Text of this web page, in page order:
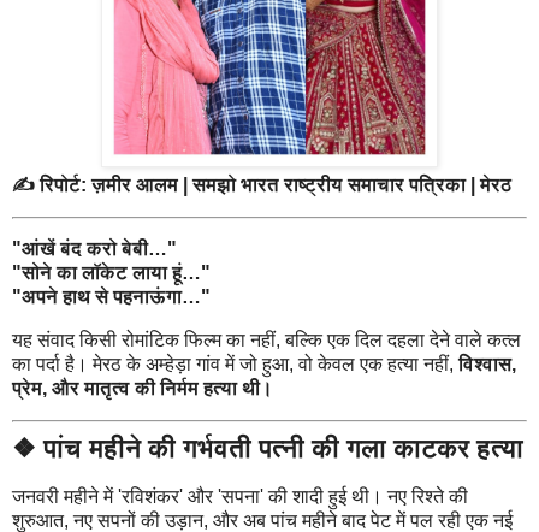
✍️ रिपोर्ट: ज़मीर आलम | समझो भारत राष्ट्रीय समाचार पत्रिका | मेरठ
"आंखें बंद करो बेबी…"
"सोने का लॉकेट लाया हूं…"
"अपने हाथ से पहनाऊंगा…"
यह संवाद किसी रोमांटिक फिल्म का नहीं, बल्कि एक दिल दहला देने वाले कत्ल
का पर्दा है। मेरठ के अम्हेड़ा गांव में जो हुआ, वो केवल एक हत्या नहीं,विश्वास,
प्रेम, और मातृत्व की निर्मम हत्या थी।
❖ पांच महीने की गर्भवती पत्नी की गला काटकर हत्या
जनवरी महीने में 'रविशंकर' और 'सपना' की शादी हुई थी। नए रिश्ते की
शुरुआत, नए सपनों की उड़ान, और अब पांच महीने बाद पेट में पल रही एक नई